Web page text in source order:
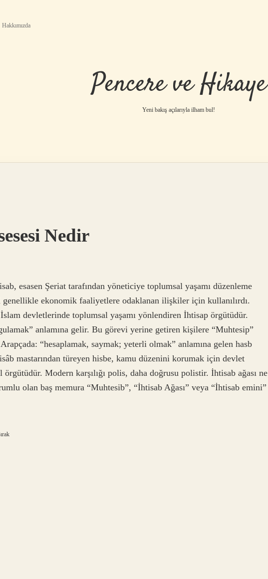
Hakkımızda
Pencere ve Hikaye
Yeni bakış açılarıyla ilham bul!
Nedir
esasen Şeriat tarafından yöneticiye toplumsal yaşamı düzenleme
ekonomik faaliyetlere odaklanan ilişkiler için kullanılırdı.
devletlerinde toplumsal yaşamı yönlendiren İhtisap örgütüdür.
anlamına gelir. Bu görevi yerine getiren kişilere “Muhtesip”
“hesaplamak, saymak; yeterli olmak” anlamına gelen hasb
mastarından türeyen hisbe, kamu düzenini korumak için devlet
Modern karşılığı polis, daha doğrusu polistir. İhtisab ağası ne
olan baş memura “Muhtesib”, “İhtisab Ağası” veya “İhtisab emini”